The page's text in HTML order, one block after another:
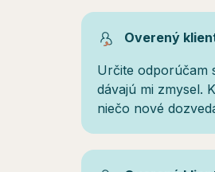
Overený
Určite odporúčam
dávajú mi zmysel.
niečo nové